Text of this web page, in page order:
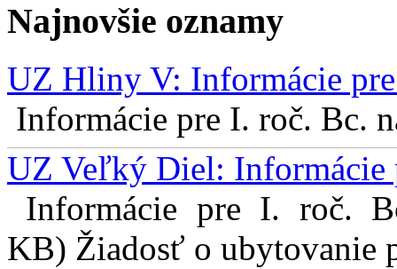
Najnovšie oznamy
UZ Hliny V: Informácie
Informácie pre I. roč. Bc.
UZ Veľký Diel: Informácie
Informácie pre I. roč.
KB) Žiadosť o ubytovanie